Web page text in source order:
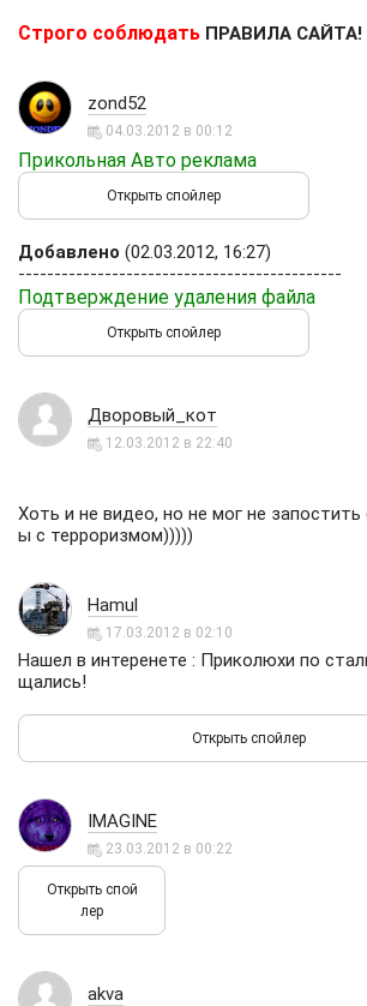
Строго соблюдать ПРАВИЛА САЙТА!
zond52
04.03.2012 в 00:12
Прикольная Авто реклама
Добавлено (02.03.2012, 16:27)
---------------------------------------------
Подтверждение удаления файла
Дворовый_кот
12.03.2012 в 22:40
Хоть и не видео, но не мог не
ы с терроризмом)))))
Hamul
17.03.2012 в 02:10
Нашел в интеренете : Приколюхи по
щались!
IMAGINE
23.03.2012 в 00:22
akva